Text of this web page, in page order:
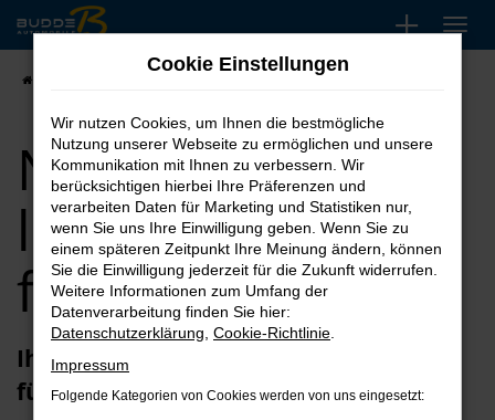
Zum
Hauptinhalt
springen
Nissan kaufen, leasen oder finanzieren
Nissan kaufen,
leasen oder
finanzieren
Ihr Nissan steht bei Budde Automobile
für Sie bereit
Cookie Einstellungen
Wir nutzen Cookies, um Ihnen die bestmögliche
Nutzung unserer Webseite zu ermöglichen und unsere
Kommunikation mit Ihnen zu verbessern. Wir
berücksichtigen hierbei Ihre Präferenzen und
verarbeiten Daten für Marketing und Statistiken nur,
wenn Sie uns Ihre Einwilligung geben. Wenn Sie zu
einem späteren Zeitpunkt Ihre Meinung ändern, können
Sie die Einwilligung jederzeit für die Zukunft widerrufen.
Weitere Informationen zum Umfang der
Datenverarbeitung finden Sie hier:
Datenschutzerklärung Cookie-Richtlinie
Impressum
Folgende Kategorien von Cookies werden von uns eingesetzt: